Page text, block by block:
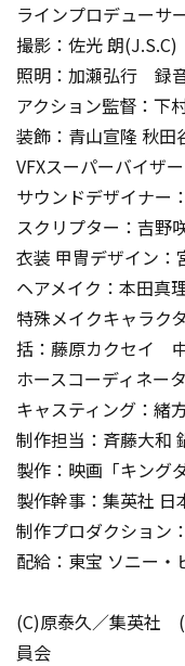
ラインプロデューサ
撮影：佐光 朗
照明：加瀬弘行 録
アクション監督：
装飾：青山宣隆 秋
VFXスーパーバイザ
サウンドデザイナー
スクリプター：吉野
衣装 甲冑デザイン
ヘアメイク：本田真
特殊メイクキャラク
括：藤原カクセイ
ホースコーディネー
キャスティング：
制作担当：斉藤大和
製作：映画「キング
製作幹事：集英社 日
制作プロダクション
配給：東宝 ソニー・
(C)原泰久／集英社
員会